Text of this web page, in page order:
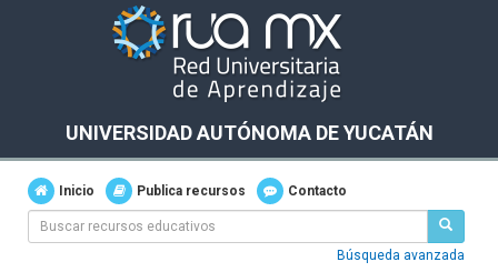
UNIVERSIDAD AUTÓNOMA DE YUCATÁN
Inicio Publica recursos Contacto
Búsqueda avanzada